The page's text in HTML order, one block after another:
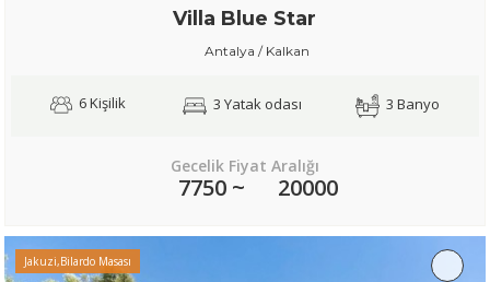
Villa Blue Star
Antalya / Kalkan
6 Kişilik 3 Yatak odası 3 Banyo
Gecelik Fiyat Aralığı
7750 ~ 20000
Jakuzi,Bilardo Masası